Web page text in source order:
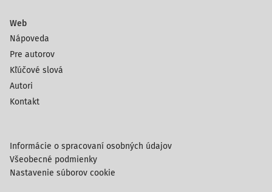
Web
Nápoveda
Pre autorov
Kľúčové slová
Autori
Kontakt
Informácie o spracovaní osobných údajov
Všeobecné podmienky
Nastavenie súborov cookie